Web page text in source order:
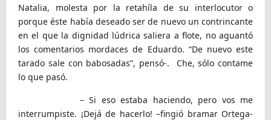
Natalia, molesta por la retahíla de su interlocutor o
porque éste había deseado ser de nuevo un contrincante
en el que la dignidad lúdrica saliera a flote, no aguantó
los comentarios mordaces de Eduardo. “De nuevo este
tarado sale con babosadas”, pensó-. Che, sólo contame
lo que pasó.
– Si eso estaba haciendo, pero vos me
interrumpiste. ¡Dejá de hacerlo! –fingió bramar Ortega-